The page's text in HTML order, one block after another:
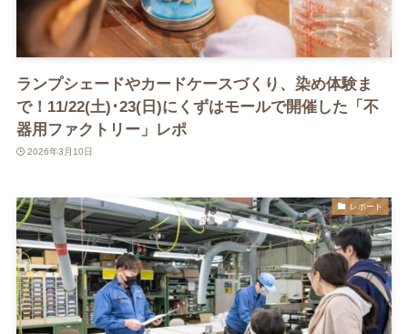
ランプシェードやカードケースづくり、染め体験ま
で！11/22(土)･23(日)にくずはモールで開催した「不
器用ファクトリー」レポ
2026年3月10日
レポート